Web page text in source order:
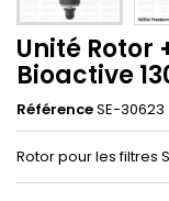
Unité Rotor
Bioactive
RéférenceSE-30623
Rotor pour les filtres